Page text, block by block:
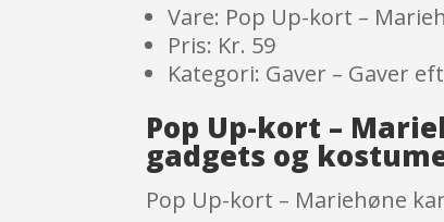
Vare: Pop Up-kort –
Pris: Kr. 59
Kategori: Gaver – Gaver
Pop Up-kort –
gadgets og
Pop Up-kort – Mariehøne